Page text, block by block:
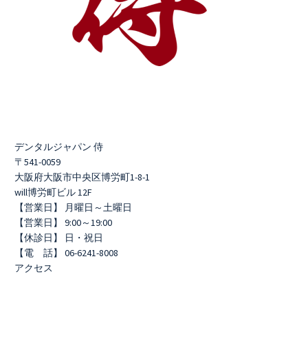
デンタルジャパン 侍
〒541-0059
大阪府大阪市中央区博労町1-8-1
will博労町ビル 12F
【営業日】 月曜日～土曜日
【営業日】 9:00～19:00
【休診日】 日・祝日
【電 話】 06-6241-8008
アクセス